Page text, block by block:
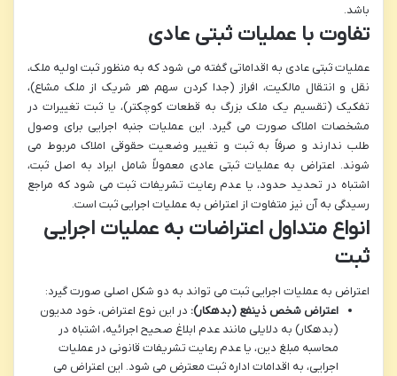
باشد.
تفاوت با عملیات ثبتی عادی
عملیات ثبتی عادی به اقداماتی گفته می شود که به منظور ثبت اولیه ملک،
نقل و انتقال مالکیت، افراز (جدا کردن سهم هر شریک از ملک مشاع)،
تفکیک (تقسیم یک ملک بزرگ به قطعات کوچکتر)، یا ثبت تغییرات در
مشخصات املاک صورت می گیرد. این عملیات جنبه اجرایی برای وصول
طلب ندارند و صرفاً به ثبت و تغییر وضعیت حقوقی املاک مربوط می
شوند. اعتراض به عملیات ثبتی عادی معمولاً شامل ایراد به اصل ثبت،
اشتباه در تحدید حدود، یا عدم رعایت تشریفات ثبت می شود که مراجع
رسیدگی به آن نیز متفاوت از اعتراض به عملیات اجرایی ثبت است.
انواع متداول اعتراضات به عملیات اجرایی
ثبت
اعتراض به عملیات اجرایی ثبت می تواند به دو شکل اصلی صورت گیرد:
اعتراض شخص ذینفع (بدهکار): در این نوع اعتراض، خود مدیون
(بدهکار) به دلایلی مانند عدم ابلاغ صحیح اجرائیه، اشتباه در
محاسبه مبلغ دین، یا عدم رعایت تشریفات قانونی در عملیات
اجرایی، به اقدامات اداره ثبت معترض می شود. این اعتراض می